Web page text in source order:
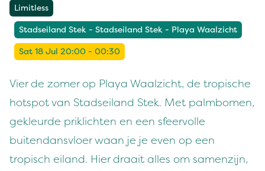
Limitless
Stadseiland Stek - Stadseiland Stek - Playa Waalzicht
Sat 18 Jul 20:00 - 00:30
Vier de zomer op Playa Waalzicht, de tropische
hotspot van Stadseiland Stek. Met palmbomen,
gekleurde priklichten en een sfeervolle
buitendansvloer waan je je even op een
tropisch eiland. Hier draait alles om samenzijn,